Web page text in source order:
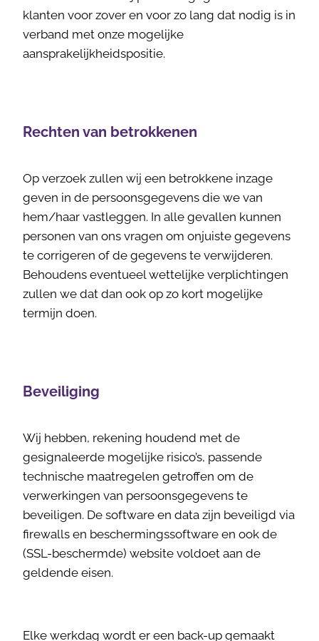
klanten voor zover en voor zo lang dat nodig is in
verband met onze mogelijke
aansprakelijkheidspositie.
Rechten van betrokkenen
Op verzoek zullen wij een betrokkene inzage
geven in de persoonsgegevens die we van
hem/haar vastleggen. In alle gevallen kunnen
personen van ons vragen om onjuiste gegevens
te corrigeren of de gegevens te verwijderen.
Behoudens eventueel wettelijke verplichtingen
zullen we dat dan ook op zo kort mogelijke
termijn doen.
Beveiliging
Wij hebben, rekening houdend met de
gesignaleerde mogelijke risico’s, passende
technische maatregelen getroffen om de
verwerkingen van persoonsgegevens te
beveiligen. De software en data zijn beveiligd via
firewalls en beschermingssoftware en ook de
(SSL-beschermde) website voldoet aan de
geldende eisen.
Elke werkdag wordt er een back-up gemaakt